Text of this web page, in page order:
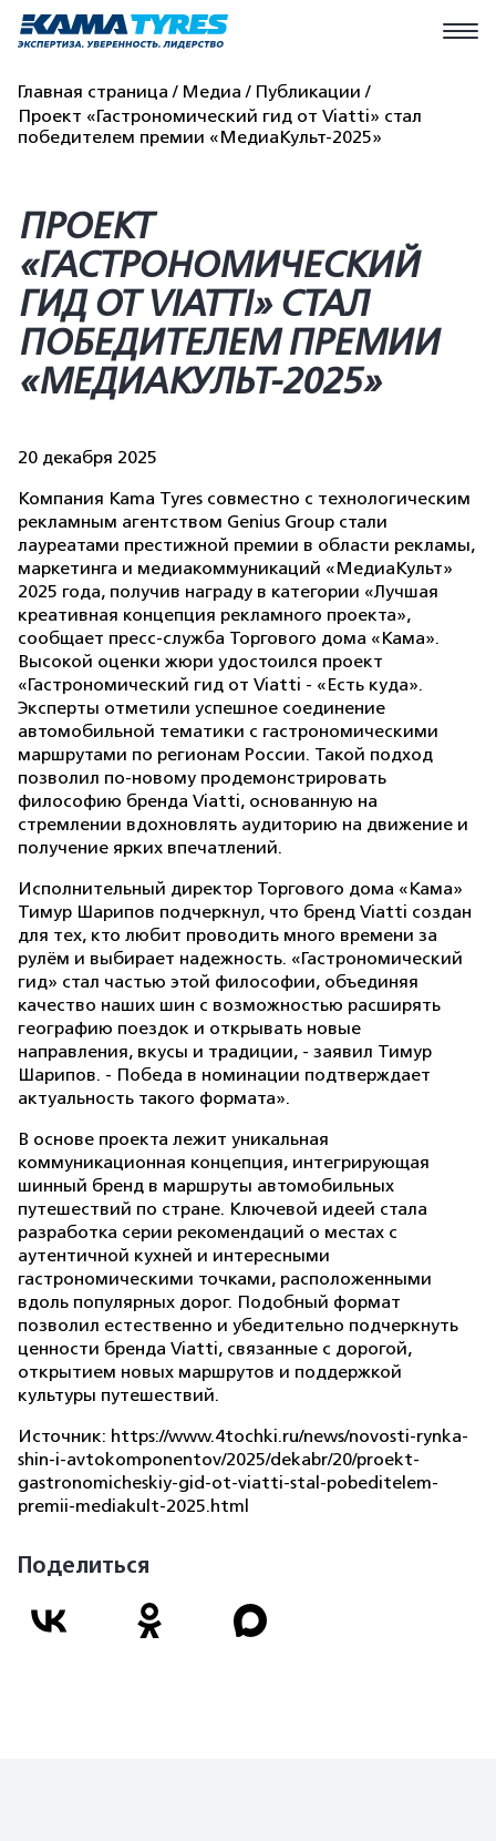
Главная страница Медиа
Публикации
Проект «Гастрономический гид от Viatti» стал
победителем премии «МедиаКульт-2025»
ПРОЕКТ
«ГАСТРОНОМИЧЕСКИЙ
ГИД ОТ VIATTI» СТАЛ
ПОБЕДИТЕЛЕМ ПРЕМИИ
«МЕДИАКУЛЬТ-2025»
20 декабря 2025
Компания Kama Tyres совместно с технологическим
рекламным агентством Genius Group стали
лауреатами престижной премии в области рекламы,
маркетинга и медиакоммуникаций «МедиаКульт»
2025 года, получив награду в категории «Лучшая
креативная концепция рекламного проекта»,
сообщает пресс-служба Торгового дома «Кама».
Высокой оценки жюри удостоился проект
«Гастрономический гид от Viatti - «Есть куда».
Эксперты отметили успешное соединение
автомобильной тематики с гастрономическими
маршрутами по регионам России. Такой подход
позволил по-новому продемонстрировать
философию бренда Viatti, основанную на
стремлении вдохновлять аудиторию на движение и
получение ярких впечатлений.
Исполнительный директор Торгового дома «Кама»
Тимур Шарипов подчеркнул, что бренд Viatti создан
для тех, кто любит проводить много времени за
рулём и выбирает надежность. «Гастрономический
гид» стал частью этой философии, объединяя
качество наших шин с возможностью расширять
географию поездок и открывать новые
направления, вкусы и традиции, - заявил Тимур
Шарипов. - Победа в номинации подтверждает
актуальность такого формата».
В основе проекта лежит уникальная
коммуникационная концепция, интегрирующая
шинный бренд в маршруты автомобильных
путешествий по стране. Ключевой идеей стала
разработка серии рекомендаций о местах с
аутентичной кухней и интересными
гастрономическими точками, расположенными
вдоль популярных дорог. Подобный формат
позволил естественно и убедительно подчеркнуть
ценности бренда Viatti, связанные с дорогой,
открытием новых маршрутов и поддержкой
культуры путешествий.
Источник: https://www.4tochki.ru/news/novosti-rynka-
shin-i-avtokomponentov/2025/dekabr/20/proekt-
gastronomicheskiy-gid-ot-viatti-stal-pobeditelem-
premii-mediakult-2025.html
Поделиться